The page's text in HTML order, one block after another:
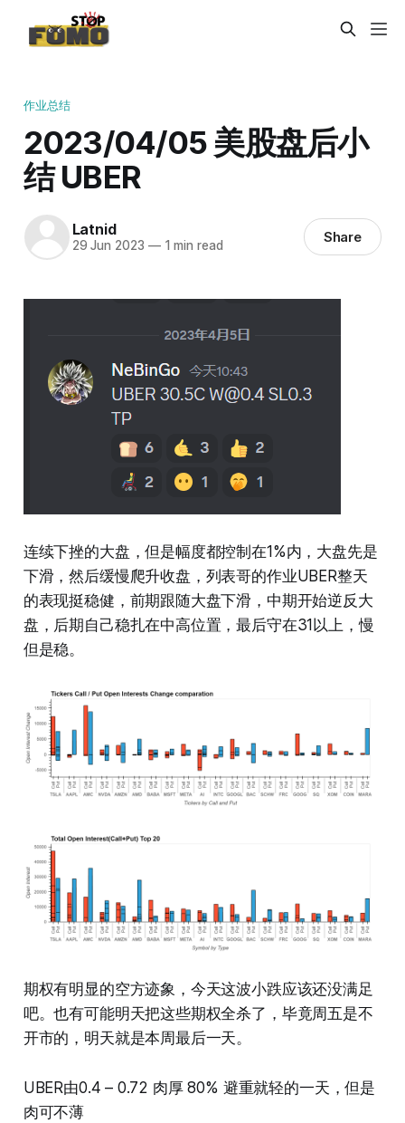
作业总结
2023/04/05 美股盘后小
结 UBER
Latnid
29 Jun 2023 —1 min read Share
连续下挫的大盘，但是幅度都控制在1%内，大盘先是
下滑，然后缓慢爬升收盘，列表哥的作业UBER整天
的表现挺稳健，前期跟随大盘下滑，中期开始逆反大
盘，后期自己稳扎在中高位置，最后守在31以上，慢
但是稳。
期权有明显的空方迹象，今天这波小跌应该还没满足
吧。也有可能明天把这些期权全杀了，毕竟周五是不
开市的，明天就是本周最后一天。
UBER由0.4 – 0.72 肉厚 80% 避重就轻的一天，但是
肉可不薄